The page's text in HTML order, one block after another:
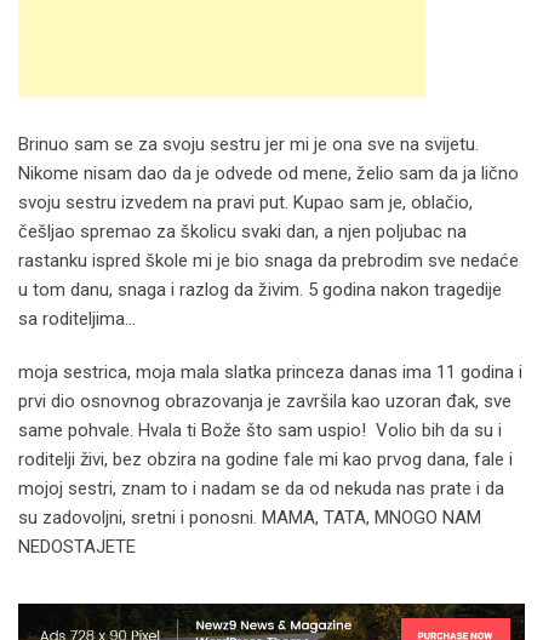
Brinuo sam se za svoju sestru jer mi je ona sve na svijetu.
Nikome nisam dao da je odvede od mene, želio sam da ja lično
svoju sestru izvedem na pravi put. Kupao sam je, oblačio,
češljao spremao za školicu svaki dan, a njen poljubac na
rastanku ispred škole mi je bio snaga da prebrodim sve nedaće
u tom danu, snaga i razlog da živim. 5 godina nakon tragedije
sa roditeljima…
moja sestrica, moja mala slatka princeza danas ima 11 godina i
prvi dio osnovnog obrazovanja je završila kao uzoran đak, sve
same pohvale. Hvala ti Bože što sam uspio! Volio bih da su i
roditelji živi, bez obzira na godine fale mi kao prvog dana, fale i
mojoj sestri, znam to i nadam se da od nekuda nas prate i da
su zadovoljni, sretni i ponosni. MAMA, TATA, MNOGO NAM
NEDOSTAJETE